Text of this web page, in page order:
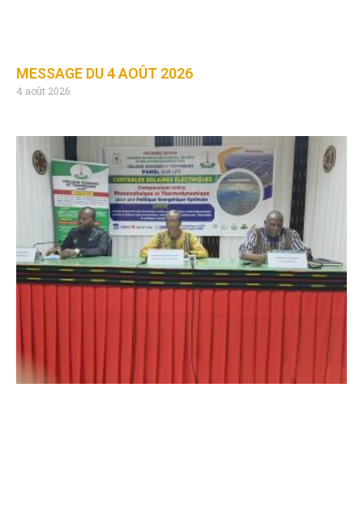
MESSAGE DU 4 AOÛT 2026
4 août 2026